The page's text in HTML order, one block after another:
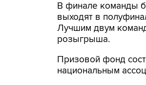
В финале команды
выходят в
Лучшим двум
розыгрыша.
Призовой фонд
национальным